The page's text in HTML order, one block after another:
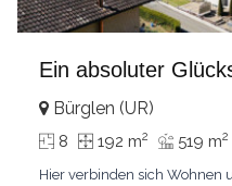
Ein absoluter
Bürglen (UR)
8 192 m2 519 m2
Hier verbinden sich Wohnen